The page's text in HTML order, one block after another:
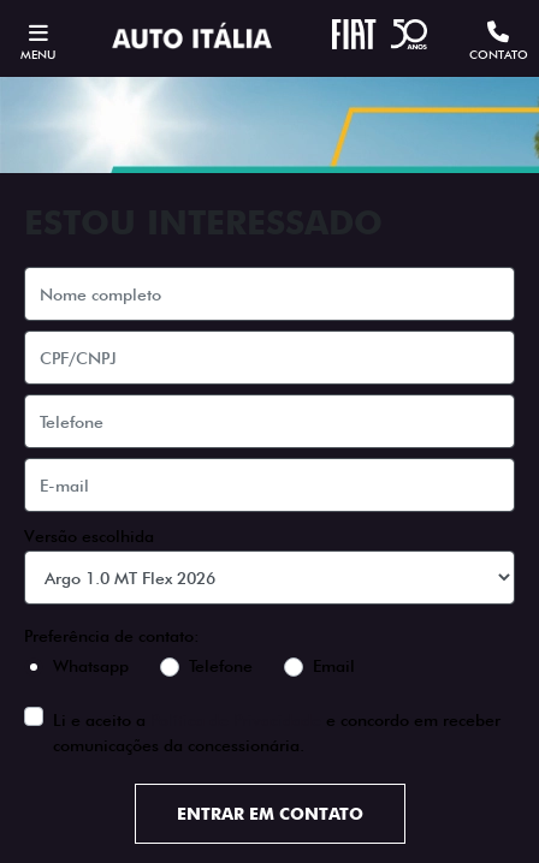
MENU CONTATO
Versão escolhida
Preferência de contato:
Whatsapp
Telefone Email
Li e aceito a
e concordo em receber
comunicações da concessionária.
ENTRAR EM CONTATO